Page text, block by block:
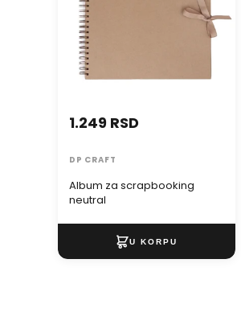
Album za scrapbooking
neutral
1.249 RSD
DP CRAFT